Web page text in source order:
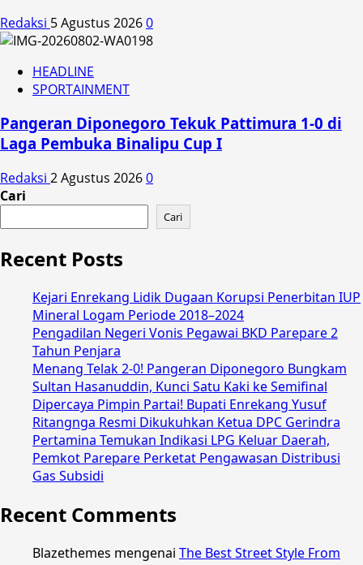
Redaksi 5 Agustus 20260
HEADLINE
SPORTAINMENT
Pangeran Diponegoro Tekuk Pattimura 1-0 di
Laga Pembuka Binalipu Cup I
Redaksi 2 Agustus 20260
Cari
Cari
Recent Posts
Kejari Enrekang Lidik Dugaan Korupsi Penerbitan IUP
Mineral Logam Periode 2018–2024
Pengadilan Negeri Vonis Pegawai BKD Parepare 2
Tahun Penjara
Menang Telak 2-0! Pangeran Diponegoro Bungkam
Sultan Hasanuddin, Kunci Satu Kaki ke Semifinal
Dipercaya Pimpin Partai! Bupati Enrekang Yusuf
Ritangnga Resmi Dikukuhkan Ketua DPC Gerindra
Pertamina Temukan Indikasi LPG Keluar Daerah,
Pemkot Parepare Perketat Pengawasan Distribusi
Gas Subsidi
Recent Comments
Blazethemes mengenai The Best Street Style From